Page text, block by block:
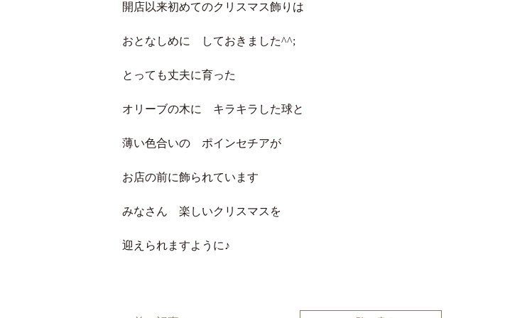
開店以来初めてのクリスマス飾りは
おとなしめに しておきました^^;
とっても丈夫に育った
オリーブの木に キラキラした球と
薄い色合いの ポインセチアが
お店の前に飾られています
みなさん 楽しいクリスマスを
迎えられますように♪